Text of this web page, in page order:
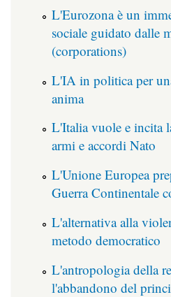
L'Eurozona è un
sociale guidato dalle
(corporations)
L'IA in politica per
anima
L'Italia vuole e incita
armi e accordi Nato
L'Unione Europea
Guerra Continentale
L'alternativa alla
metodo democratico
L'antropologia della
l'abbandono del